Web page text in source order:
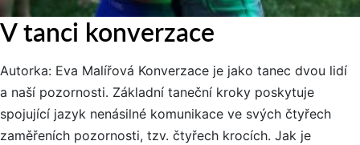
V tanci konverzace
Autorka: Eva Malířová Konverzace je jako tanec dvou lidí
a naší pozornosti. Základní taneční kroky poskytuje
spojující jazyk nenásilné komunikace ve svých čtyřech
zaměřeních pozornosti, tzv. čtyřech krocích. Jak je